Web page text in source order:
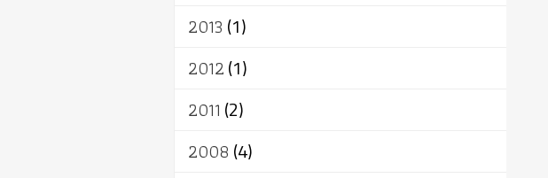
2013 (1)
2012(1)
2011 (2)
2008 (4)